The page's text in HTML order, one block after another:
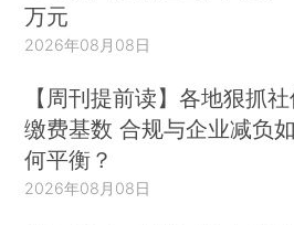
万元
2026年08月08日
【周刊提前读】各地狠抓
缴费基数 合规与企业减负如
何平衡？
2026年08月08日